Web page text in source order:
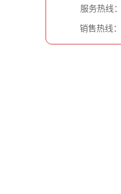
服务热线：
销售热线：